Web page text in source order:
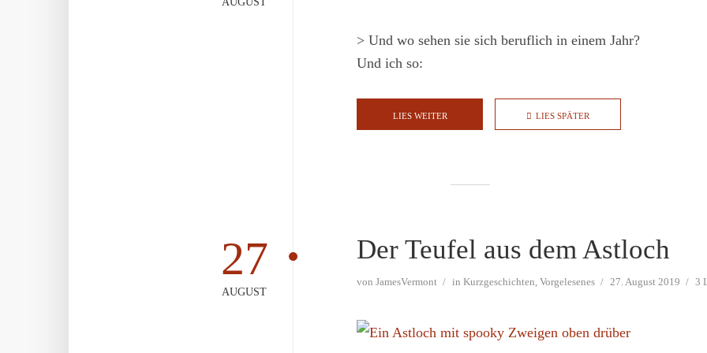
> Und wo sehen sie sich beruflich in einem Jahr?
Und ich so:
LIES WEITER LIES SPÄTER
Der Teufel aus dem Astloch
von JamesVermont in Kurzgeschichten, Vorgelesenes 27. August 2019 3
27
AUGUST